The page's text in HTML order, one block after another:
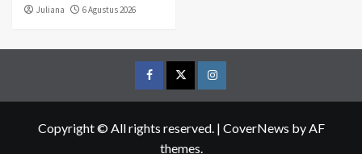
Juliana 6 Agustus 2026
FacebookTwitterInstagram
Copyright © All rights reserved. | CoverNews by AF
themes.